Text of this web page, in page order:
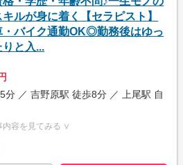
キルが身に着く【セラピスト】
・バイク通勤OK◎勤務後はゆっ
りと入...
分 ／ 吉野原駅 徒歩8分 ／ 上尾駅 自
内容を見てみる ∨